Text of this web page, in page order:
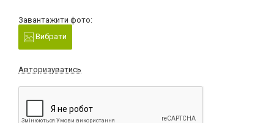
Завантажити фото:
Вибрати
Авторизуватись